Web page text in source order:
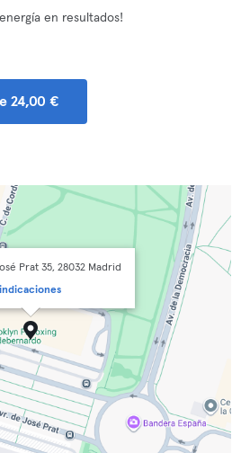
en resultados!
24,00 €
Prat 35, 28032 Madrid